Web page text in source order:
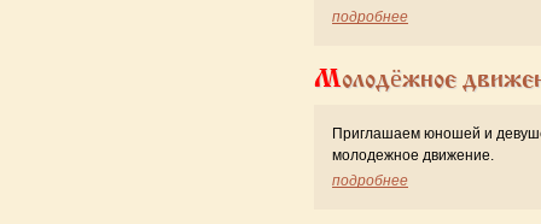
подробнее
Молодёжное
Приглашаем юношей и
молодежное движение.
подробнее